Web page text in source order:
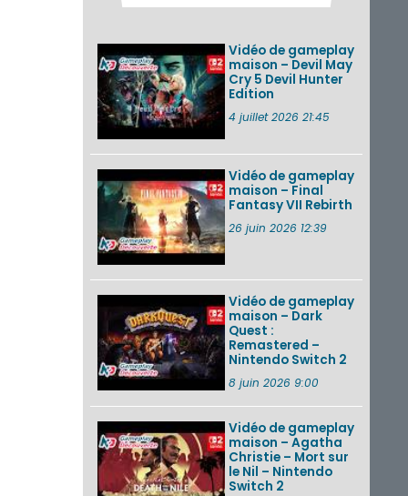
des musiques de
morceaux du mode
Balade de ...
Les éditions
physiques de Tomb
Switch 2 en version
amé...
Splatoon 3 : le
festival Summer
Nights de retour du
VOIR PLUS DE NEWS
Vidéo de gameplay
maison – Devil May
Cry 5 Devil Hunter
Edition
4 juillet 2026 21:45
Vidéo de gameplay
maison – Final
Fantasy VII Rebirth
26 juin 2026 12:39
Vidéo de gameplay
maison – Dark
Quest :
Remastered –
Nintendo Switch 2
8 juin 2026 9:00
Vidéo de gameplay
maison – Agatha
Christie – Mort sur
le Nil – Nintendo
Switch 2